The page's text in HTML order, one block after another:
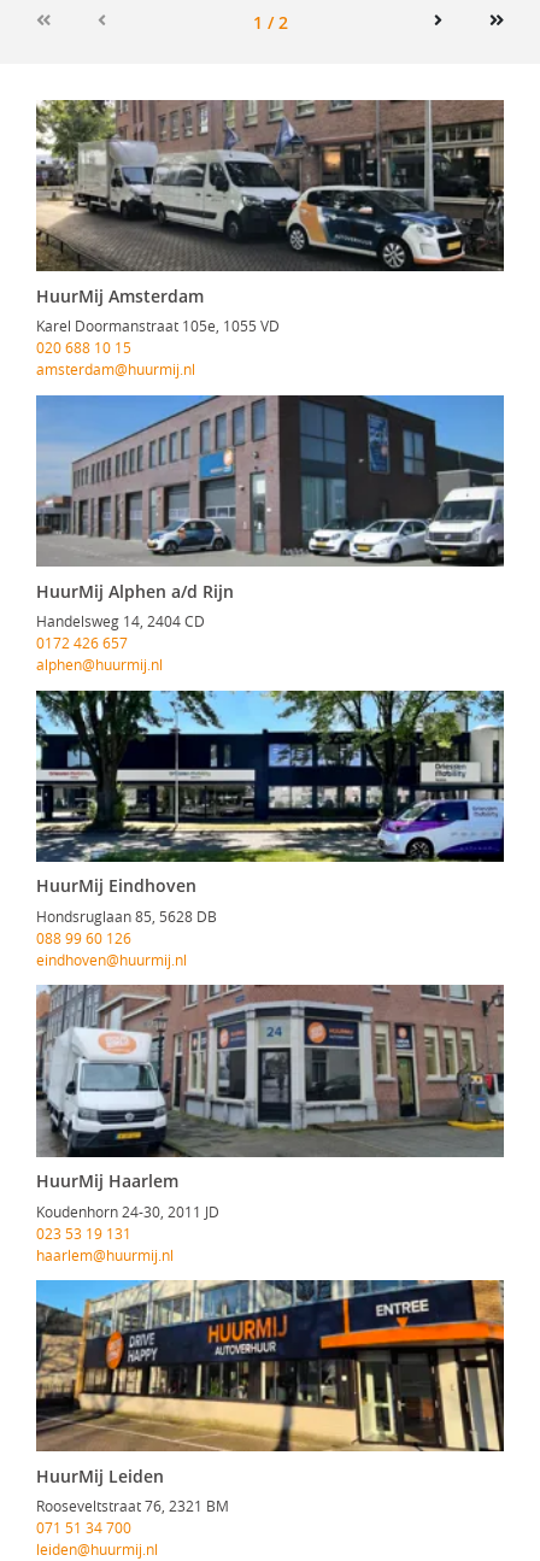
1 / 2
HuurMij Amsterdam
Karel Doormanstraat 105e, 1055 VD
020 688 10 15
amsterdam@huurmij.nl
HuurMij Alphen a/d Rijn
Handelsweg 14, 2404 CD
0172 426 657
alphen@huurmij.nl
HuurMij Eindhoven
Hondsruglaan 85, 5628 DB
088 99 60 126
eindhoven@huurmij.nl
HuurMij Haarlem
Koudenhorn 24-30, 2011 JD
023 53 19 131
haarlem@huurmij.nl
HuurMij Leiden
Rooseveltstraat 76, 2321 BM
071 51 34 700
leiden@huurmij.nl